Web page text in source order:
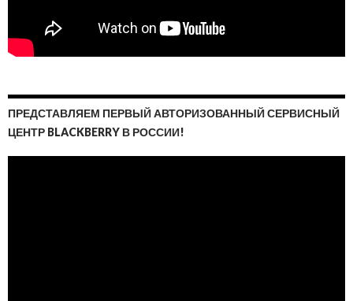
ПРЕДСТАВЛЯЕМ ПЕРВЫЙ АВТОРИЗОВАННЫЙ СЕРВИСНЫЙ
ЦЕНТР BLACKBERRY В РОССИИ!